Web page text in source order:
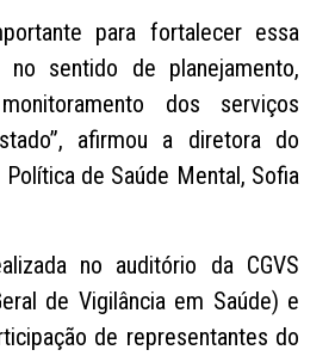
para fortalecer essa
sentido de planejamento,
dos serviços
afirmou a diretora do
de Saúde Mental, Sofia
no auditório da CGVS
de Vigilância em Saúde) e
de representantes do